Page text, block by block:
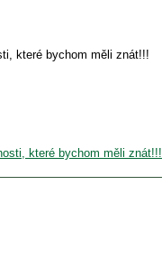
které bychom měli znát!!!
které bychom měli znát!!!